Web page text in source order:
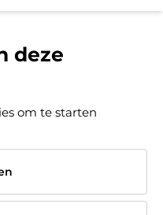
deze
om te starten